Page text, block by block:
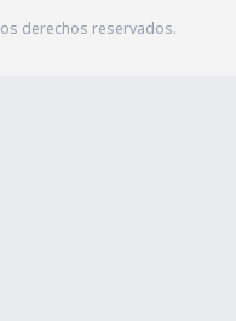
derechos reservados.